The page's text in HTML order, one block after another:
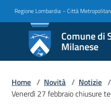
Regione Lombardia - Città
Comune di
Milanese
Comune
di San
Donato
Milanese
Home / Novità / Notizie /
Venerdì 27 febbraio chiusure